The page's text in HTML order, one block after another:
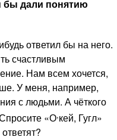
бы дали понятию
ответил бы на него.
счастливым
Нам всем хочется,
У меня, например,
с людьми. А чёткого
«О,кей, Гугл»